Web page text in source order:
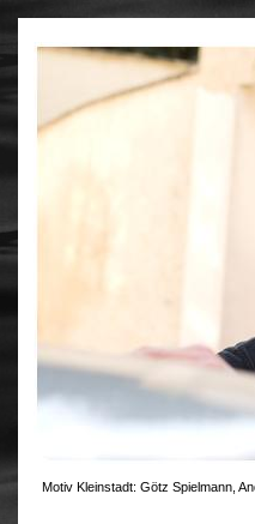
Motiv Kleinstadt: Götz Spielmann,